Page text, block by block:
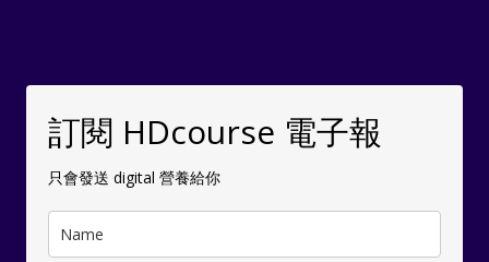
訂閱 HDcourse 電子報
只會發送 digital 營養給你